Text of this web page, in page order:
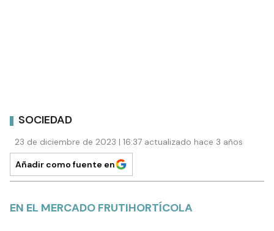
SOCIEDAD
23 de diciembre de 2023 | 16:37 actualizado hace 3 años
Añadir como fuente en
EN EL MERCADO FRUTIHORTÍCOLA